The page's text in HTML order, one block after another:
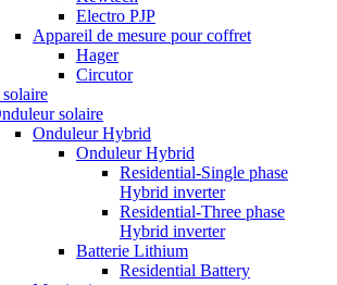
Electro PJP
Appareil de mesure pour coffret
Hager
Circutor
solaire
Onduleur Hybrid
Onduleur Hybrid
Residential-Single phase
Hybrid inverter
Residential-Three phase
Hybrid inverter
Batterie Lithium
Residential Battery